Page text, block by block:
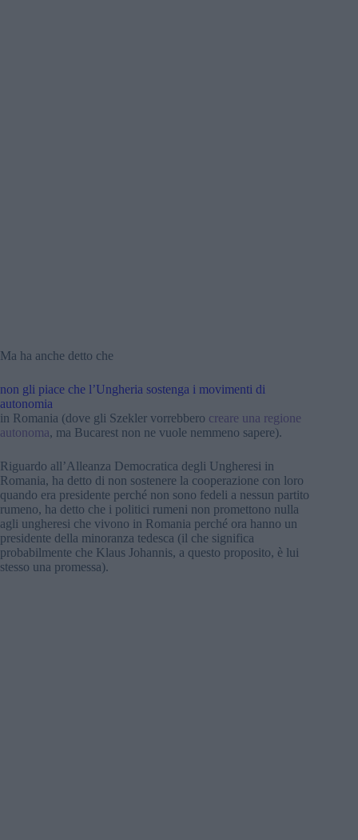
Ma ha anche detto che
non gli piace che l’Ungheria sostenga i movimenti di
autonomia
in Romania (dove gli Szekler vorrebbero creare una regione
autonoma, ma Bucarest non ne vuole nemmeno sapere).
Riguardo all’Alleanza Democratica degli Ungheresi in
Romania, ha detto di non sostenere la cooperazione con loro
quando era presidente perché non sono fedeli a nessun partito
rumeno, ha detto che i politici rumeni non promettono nulla
agli ungheresi che vivono in Romania perché ora hanno un
presidente della minoranza tedesca (il che significa
probabilmente che Klaus Johannis, a questo proposito, è lui
stesso una promessa).